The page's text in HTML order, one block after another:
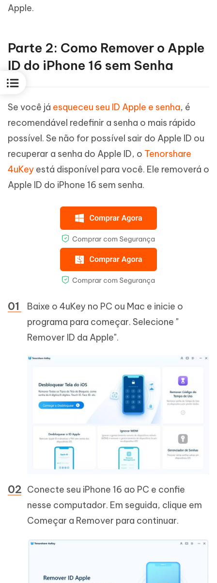
Apple.
Parte 2: Como Remover o Apple
ID do iPhone 16 sem Senha
Se você já esqueceu seu ID Apple e senha, é
recomendável redefinir a senha o mais rápido
possível. Se não for possível sair do Apple ID ou
recuperar a senha do Apple ID, o Tenorshare
4uKey está disponível para você. Ele removerá o
Apple ID do iPhone 16 sem senha.
Baixe o 4uKey no PC ou Mac e inicie o
programa para começar. Selecione "
Remover ID da Apple".
Conecte seu iPhone 16 ao PC e confie
nesse computador. Em seguida, clique em
Começar a Remover para continuar.